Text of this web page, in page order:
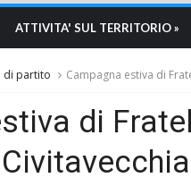
ATTIVITA' SUL TERRITORIO »
di partito Campagna estiva di
di